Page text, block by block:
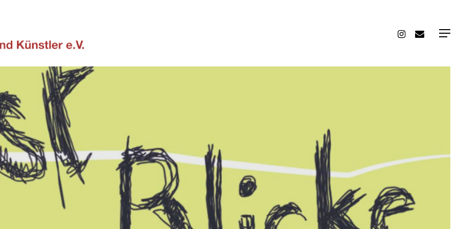
Instagram
Email